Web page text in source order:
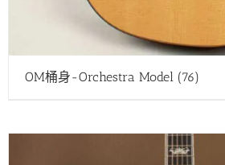
OM桶身-Orchestra Model (76)